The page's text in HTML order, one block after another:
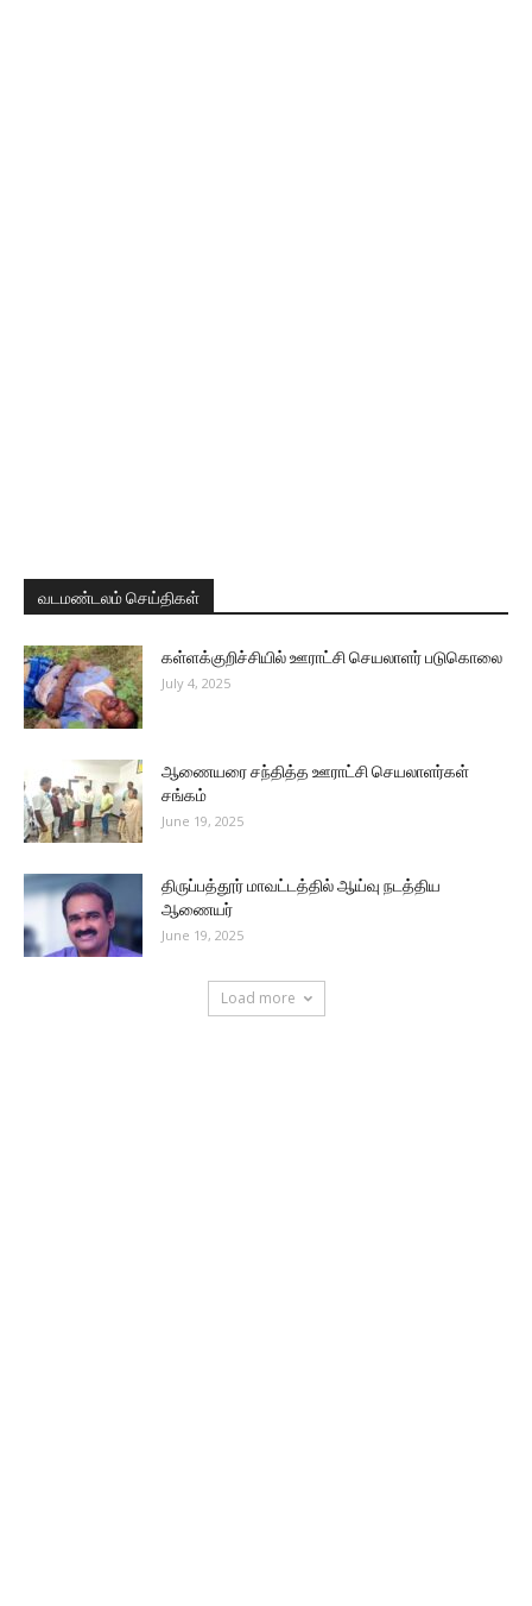
வடமண்டலம் செய்திகள்
கள்ளக்குறிச்சியில் ஊராட்சி செயலாளர் படுகொலை
July 4, 2025
ஆணையரை சந்தித்த ஊராட்சி செயலாளர்கள்
சங்கம்
June 19, 2025
திருப்பத்தூர் மாவட்டத்தில் ஆய்வு நடத்திய
ஆணையர்
June 19, 2025
Load more